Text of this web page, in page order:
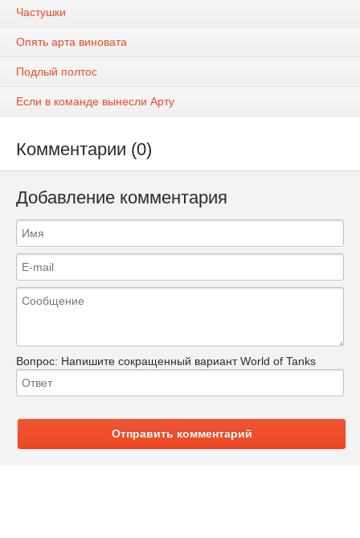
Частушки
Опять арта виновата
Подлый полтос
Если в команде вынесли Арту
Комментарии (0)
Добавление комментария
Вопрос: Напишите сокращенный вариант World of Tanks
Отправить комментарий